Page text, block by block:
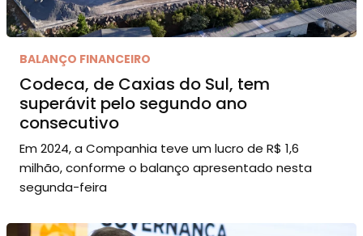
BALANÇO FINANCEIRO
Codeca, de Caxias do Sul, tem
superávit pelo segundo ano
consecutivo
Em 2024, a Companhia teve um lucro de R$ 1,6
milhão, conforme o balanço apresentado nesta
segunda-feira